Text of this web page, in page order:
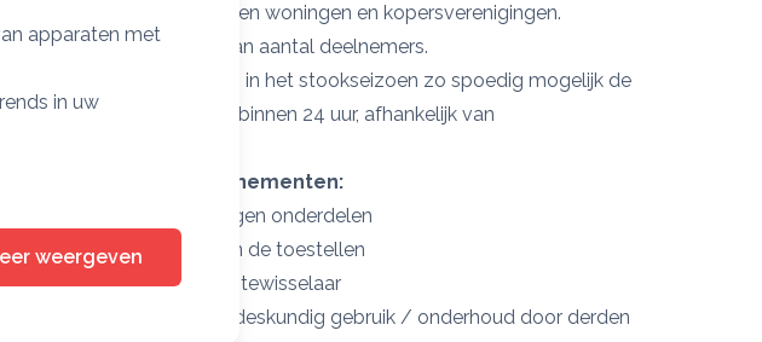
apparaten met
in uw
weergeven
Dit is interessant voor groepen woningen en kopersverenigingen.
in overleg, afhankelijk van aantal deelnemers.
Bij contractklanten zullen wij in het stookseizoen zo spoedig mogelijk de
verhelpen, uiterlijk binnen 24 uur, afhankelijk van
Niet inbegrepen bij abonnementen:
De kosten van de te vervangen onderdelen
eventueel ontkalken van de toestellen
vervangen van de warmtewisselaar
Storingen ontstaan door ondeskundig gebruik / onderhoud door derden